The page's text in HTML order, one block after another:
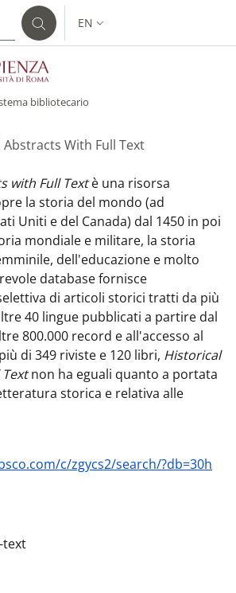
LANGUAGE SWITCHER:
EN
bibliotecario
With Full Text
with Full Textè una risorsa
la storia del mondo (ad
Uniti e del Canada) dal 1450 in poi
mondiale e militare, la storia
dell'educazione e molto
database fornisce
di articoli storici tratti da più
40 lingue pubblicati a partire dal
800.000 record e all'accesso al
di 349 riviste e 120 libri, Historical
non ha eguali quanto a portata
storica e relativa alle
c/zgycs2/search/?db=30h
text